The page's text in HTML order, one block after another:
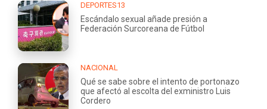
DEPORTES13
Escándalo sexual añade presión a
Federación Surcoreana de Fútbol
NACIONAL
Qué se sabe sobre el intento de portonazo
que afectó al escolta del exministro Luis
Cordero